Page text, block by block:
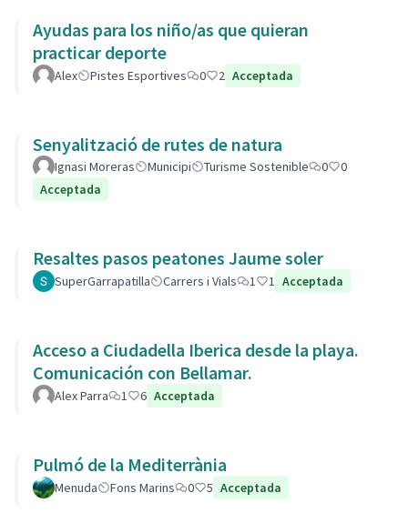
Ayudas para los niño/as que quieran
practicar deporte
Alex Pistes Esportives 0 2 Acceptada
Senyalització de rutes de natura
Ignasi Moreras Municipi Turisme Sostenible 0
0
Acceptada
Resaltes pasos peatones Jaume soler
SuperGarrapatilla Carrers i Vials 1 1 Acceptada
Acceso a Ciudadella Iberica desde la playa.
Comunicación con Bellamar.
Alex Parra 1 6 Acceptada
Pulmó de la Mediterrània
Menuda Fons Marins 0 5 Acceptada